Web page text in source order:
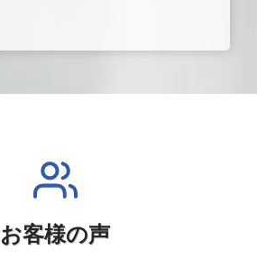
お客様の声